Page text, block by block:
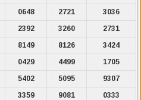
0648 2721
3036
2392 3260
2731
8149 8126
3424
0429 4499
1705
5402 5095
9307
3359 9081
0333